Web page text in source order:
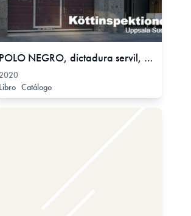
POLO NEGRO, dictadura servil, 2020
Libro Catálogo